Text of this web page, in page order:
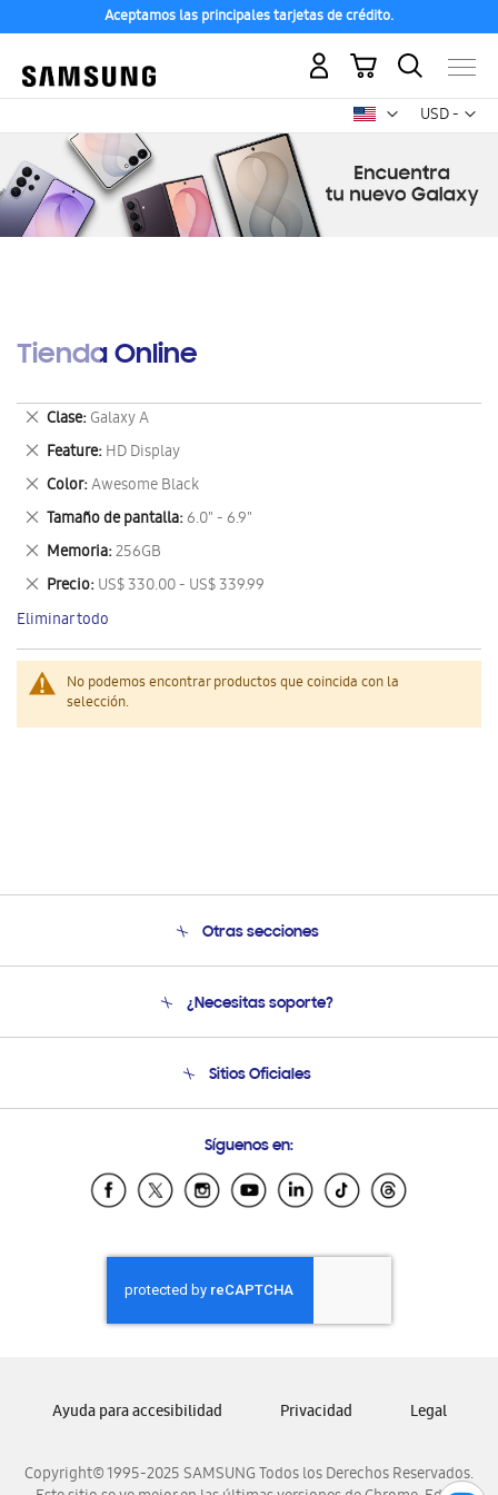
Aceptamos las principales tarjetas de crédito.
USD -
dólar
Mi carrito
Tienda Online
No podemos encontrar productos que coincida con la
selección.
Clase Galaxy A
Eliminar
este
artículo
Feature HD Display
Eliminar
este
artículo
Color Awesome Black
Eliminar
este
artículo
Tamaño de pantalla 6.0" - 6.9"
Eliminar
este
artículo
Memoria 256GB
Eliminar
este
artículo
Precio US$ 330.00 - US$ 339.99
Eliminar
este
artículo
Eliminar todo
Otras secciones
Soporte
Condiciones de Compra
¿Necesitas soporte?
Soporte vía eMail
Sitios Oficiales
Samsung Ecuador
Samsung El Salvador
Samsung Honduras
Samsung Nicaragua
Samsung Panamá
Samsung Venezuela
Síguenos en:
Copyright© 1995-2025 SAMSUNG Todos los Derechos Reservados.
Ayuda para accesibilidad Privacidad Legal